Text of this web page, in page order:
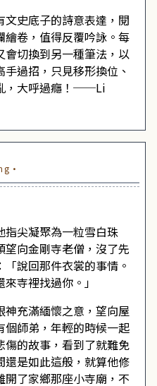
史底子的詩意表達，閱
卷，值得反覆吟詠。每
會切換到另一種筆法，以
過招，只見移形換位、
，大呼過癮！──Li
指尖凝聚為一粒雪白珠
向金剛寺老僧，沒了先
說回那件衣裳的事情。
寺裡找過你。」
充滿緬懷之意，望向屋
師弟，年輕的時候一起
的故事，看到了就難免
還是如此這般，就算他修
了家鄉那座小寺廟，不